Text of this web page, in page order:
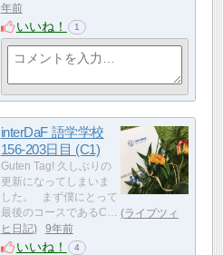
年前
いいね！ 1
interDaF 語学学校
156-203日目 (C1)
Guten Tag! 久しぶりの
更新になってしまいま
した。 まず僕にとって
最後のコースであるC…
ライプツィ
ヒ日記
9年前
いいね！ 4